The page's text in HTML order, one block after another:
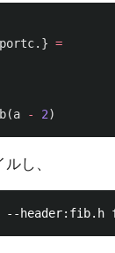
.} =
(a - 2)
し、